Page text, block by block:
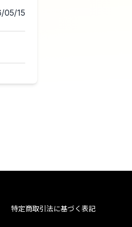
05/15
特定商取引法に基づく表記